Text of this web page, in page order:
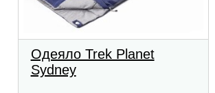
Одеяло Trek Planet
Sydney